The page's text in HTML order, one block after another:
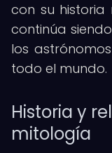
con su historia
continúa
los
todo el mundo.
Historia y
mitología